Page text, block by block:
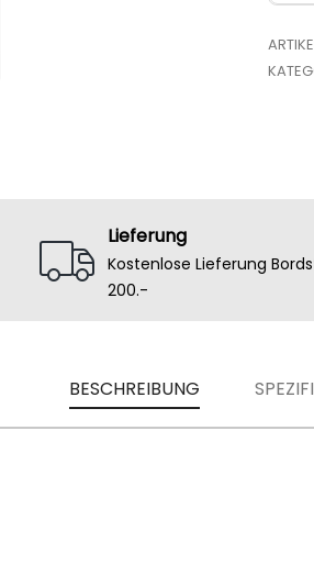
Lieferung
Kostenlose Lieferung
200.-
BESCHREIBUNG